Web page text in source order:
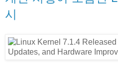
시